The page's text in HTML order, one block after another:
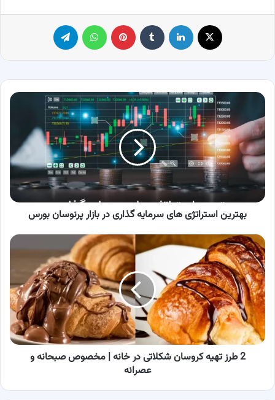
لینکدین ‫تامبلر پینترست
بهترین
های
سرمایه‌
گذاری
در
بازار
پرنوسان
بورس
بهترین استراتژی‌ های سرمایه‌ گذاری در بازار پرنوسان بورس
2
طرز
تهیه
کروسان
شکلاتی
در
خانه
|
مخصوص
صبحانه 2 طرز تهیه کروسان شکلاتی در خانه | مخصوص صبحانه و
عصرانه